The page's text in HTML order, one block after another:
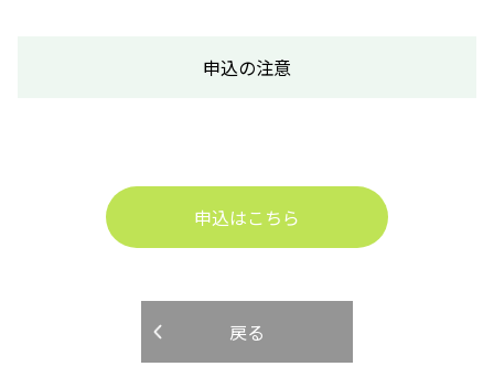
申込の注意
申込はこちら
戻る